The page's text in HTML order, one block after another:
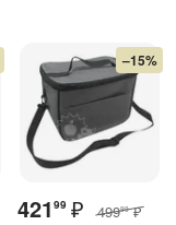
–15%
421 99 ₽ 49999 ₽